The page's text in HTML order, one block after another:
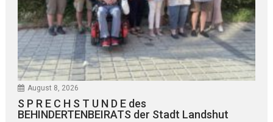
August 8, 2026
S P R E C H S T U N D E des
BEHINDERTENBEIRATS der Stadt Landshut